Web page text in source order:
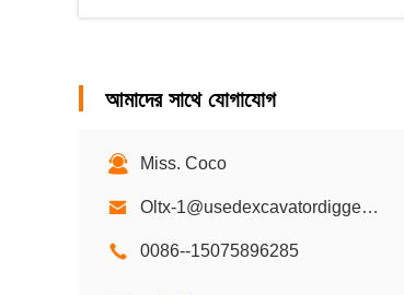
আমাদের সাথে যোগাযোগ
Miss. Coco
Oltx-1@usedexcavatordigger.com
0086--15075896285